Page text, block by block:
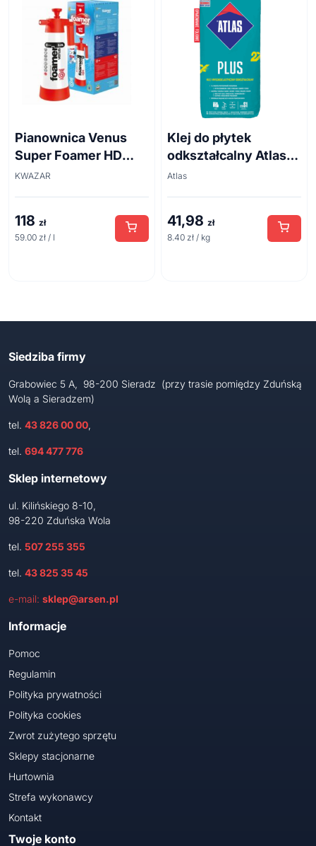
Pianownica Venus
Super Foamer HD
acid line 2L
KWAZAR
118 zł
59.00 zł / l
Klej do płytek
odkształcalny Atlas
Plus 5 kg
Atlas
41,98 zł
8.40 zł / kg
Siedziba firmy
Grabowiec 5 A, 98-200 Sieradz (przy trasie pomiędzy Zduńską
Wolą a Sieradzem)
tel. 43 826 00 00,
tel. 694 477 776
Sklep internetowy
ul. Kilińskiego 8-10,
98-220 Zduńska Wola
tel. 507 255 355
tel. 43 825 35 45
e-mail: sklep@arsen.pl
Informacje
Pomoc
Regulamin
Polityka prywatności
Polityka cookies
Zwrot zużytego sprzętu
Sklepy stacjonarne
Hurtownia
Strefa wykonawcy
Kontakt
Twoje konto